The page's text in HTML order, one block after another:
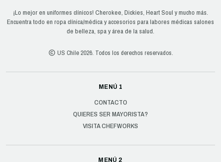
¡Lo mejor en uniformes clínicos! Cherokee, Dickies, Heart Soul y mucho más.
Encuentra todo en ropa clínica/médica y accesorios para labores médicas salones
de belleza, spa y área de la salud.
US Chile 2026. Todos los derechos reservados.
MENÚ 1
CONTACTO
QUIERES SER MAYORISTA?
VISITA CHEFWORKS
MENÚ 2